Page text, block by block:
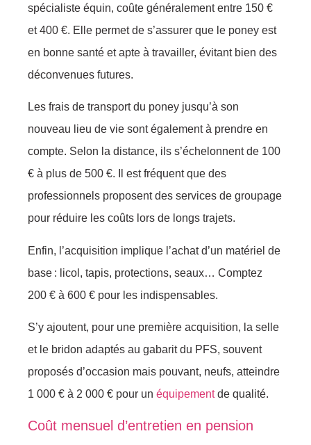
spécialiste équin, coûte généralement entre 150 €
et 400 €. Elle permet de s’assurer que le poney est
en bonne santé et apte à travailler, évitant bien des
déconvenues futures.
Les frais de transport du poney jusqu’à son
nouveau lieu de vie sont également à prendre en
compte. Selon la distance, ils s’échelonnent de 100
€ à plus de 500 €. Il est fréquent que des
professionnels proposent des services de groupage
pour réduire les coûts lors de longs trajets.
Enfin, l’acquisition implique l’achat d’un matériel de
base : licol, tapis, protections, seaux… Comptez
200 € à 600 € pour les indispensables.
S’y ajoutent, pour une première acquisition, la selle
et le bridon adaptés au gabarit du PFS, souvent
proposés d’occasion mais pouvant, neufs, atteindre
1 000 € à 2 000 € pour un équipementde qualité.
Coût mensuel d’entretien en pension